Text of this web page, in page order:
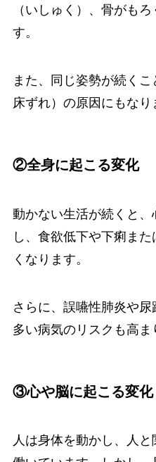
（いしゅく）、骨がも
す。
また、同じ姿勢が続くこ
床ずれ）の原因にもなり
②全身に起こる変化
動かない生活が続くと
し、食欲低下や下痢ま
くなります。
さらに、誤嚥性肺炎や
多い病気のリスクも高ま
③心や脳に起こる変化
人は身体を動かし、人